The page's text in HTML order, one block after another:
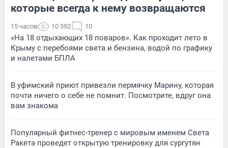
которые всегда к нему возвращаются
15 часов 10 592 10
«На 18 отдыхающих 18 поваров». Как проходит лето в
Крыму с перебоями света и бензина, водой по графику
и налетами БПЛА
В уфимский приют привезли пермячку Марину, которая
почти ничего о себе не помнит. Посмотрите, вдруг она
вам знакома
Популярный фитнес-тренер с мировым именем Света
Ракета проведет открытую тренировку для сургутян